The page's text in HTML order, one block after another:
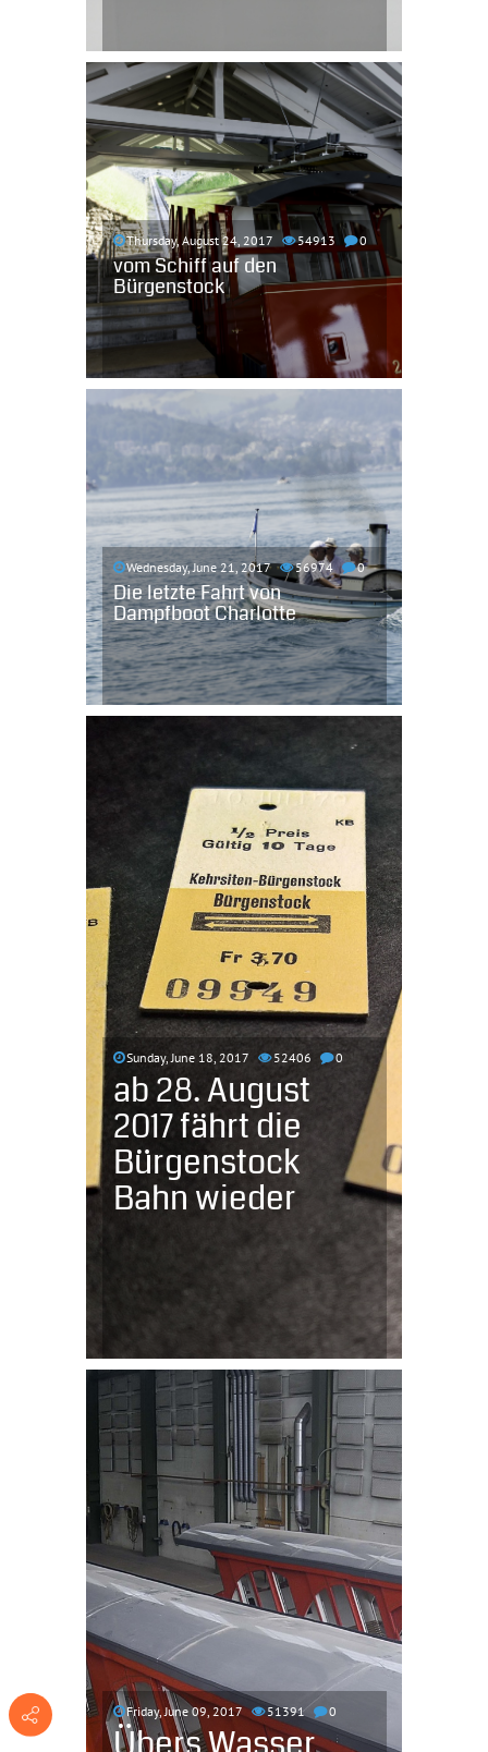
Thursday, August 24, 2017 54913 0
vom Schiff auf den
Bürgenstock
Wednesday, June 21, 2017 56974 0
Die letzte Fahrt von
Dampfboot Charlotte
Sunday, June 18, 2017 52406 0
ab 28. August
2017 fährt die
Bürgenstock
Bahn wieder
Friday, June 09, 2017 51391 0